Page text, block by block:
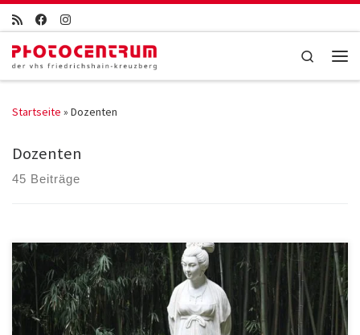
Zum Inhalt springen
Search
Startseite » Dozenten
Dozenten
45 Beiträge